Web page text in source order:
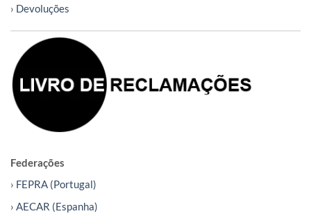
› Devoluções
Federações
› FEPRA (Portugal)
› AECAR (Espanha)